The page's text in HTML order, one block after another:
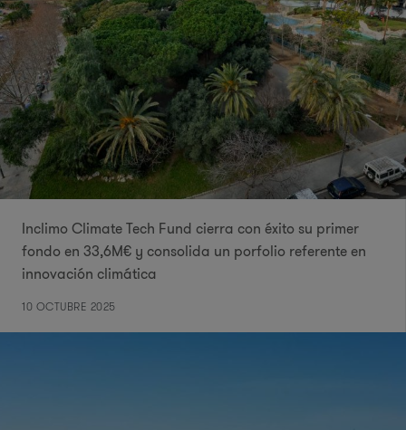
​Inclimo Climate Tech Fund cierra con éxito su primer
fondo en 33,6M€ y consolida un porfolio referente en
innovación climática
10 OCTUBRE 2025